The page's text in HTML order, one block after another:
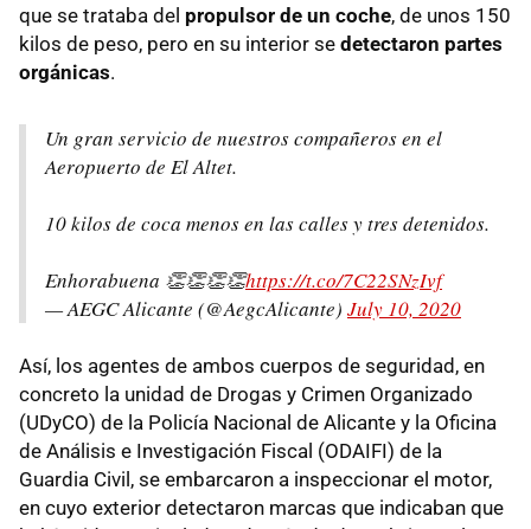
que se trataba del propulsor de un coche, de unos 150
kilos de peso, pero en su interior se detectaron partes
orgánicas.
Un gran servicio de nuestros compañeros en el
Aeropuerto de El Altet.
10 kilos de coca menos en las calles y tres detenidos.
Enhorabuena 👏👏👏👏https://t.co/7C22SNzIvf
— AEGC Alicante (@AegcAlicante) July 10, 2020
Así, los agentes de ambos cuerpos de seguridad, en
concreto la unidad de Drogas y Crimen Organizado
(UDyCO) de la Policía Nacional de Alicante y la Oficina
de Análisis e Investigación Fiscal (ODAIFI) de la
Guardia Civil, se embarcaron a inspeccionar el motor,
en cuyo exterior detectaron marcas que indicaban que